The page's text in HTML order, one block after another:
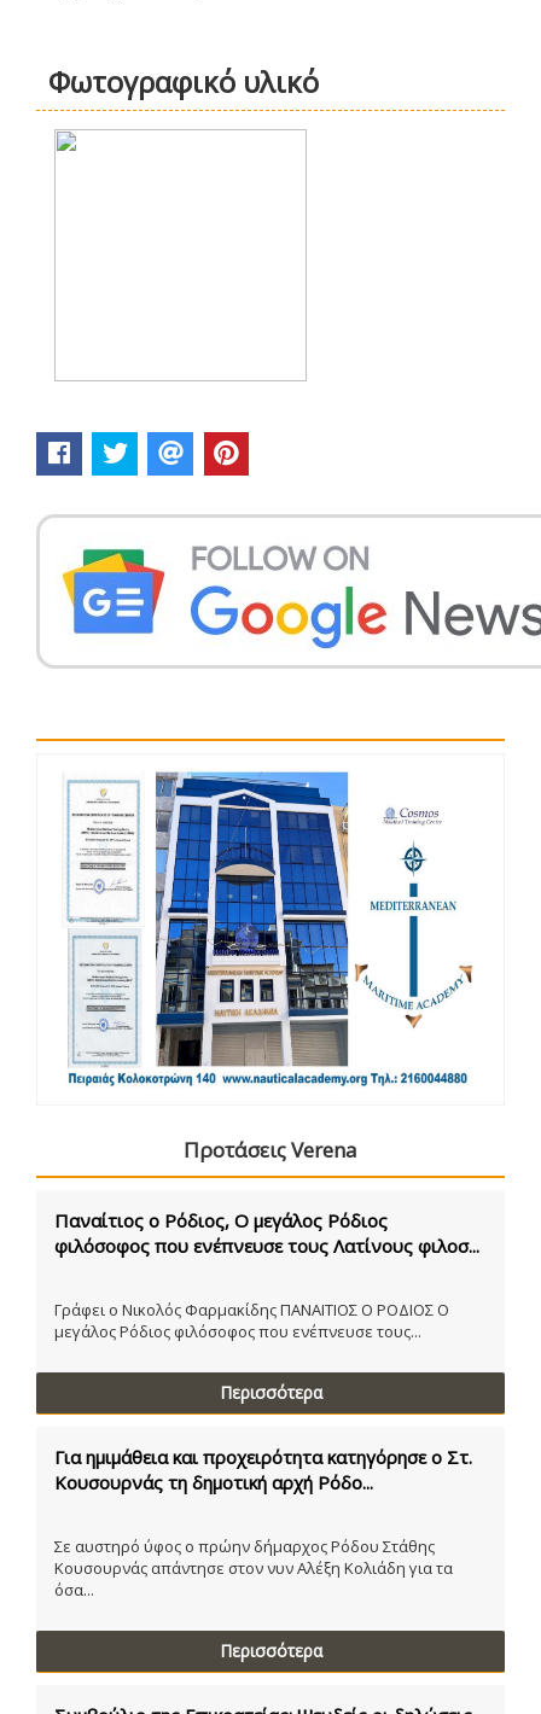
Φωτογραφικό υλικό
Προτάσεις Verena
Παναίτιος ο Ρόδιος, Ο μεγάλος Ρόδιος
φιλόσοφος που ενέπνευσε τους Λατίνους φιλοσ...
Γράφει ο Νικολός Φαρμακίδης ΠΑΝΑΙΤΙΟΣ Ο ΡΟΔΙΟΣ Ο
μεγάλος Ρόδιος φιλόσοφος που ενέπνευσε τους...
Περισσότερα
Για ημιμάθεια και προχειρότητα κατηγόρησε ο Στ.
Κουσουρνάς τη δημοτική αρχή Ρόδο...
Σε αυστηρό ύφος ο πρώην δήμαρχος Ρόδου Στάθης
Κουσουρνάς απάντησε στον νυν Αλέξη Κολιάδη για τα
όσα...
Περισσότερα